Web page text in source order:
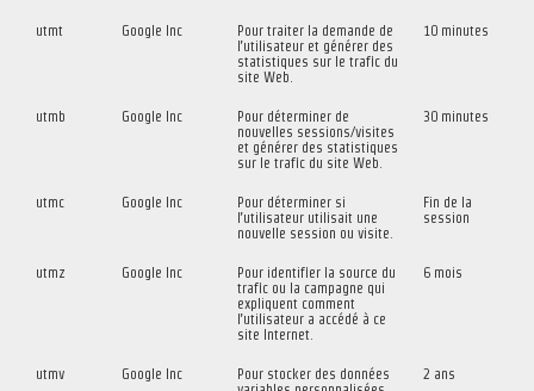
utmt Google Inc
Pour traiter la demande de
l’utilisateur et générer des
statistiques sur le trafic du
site Web.
10 minutes
utmb Google Inc
Pour déterminer de
nouvelles sessions/visites
et générer des statistiques
sur le trafic du site Web.
30 minutes
utmc Google Inc
Pour déterminer si
l’utilisateur utilisait une
nouvelle session ou visite.
Fin de la
session
utmz Google Inc
Pour identifier la source du
trafic ou la campagne qui
expliquent comment
l’utilisateur a accédé à ce
site Internet.
6 mois
utmv Google Inc
Pour stocker des données
2 ans